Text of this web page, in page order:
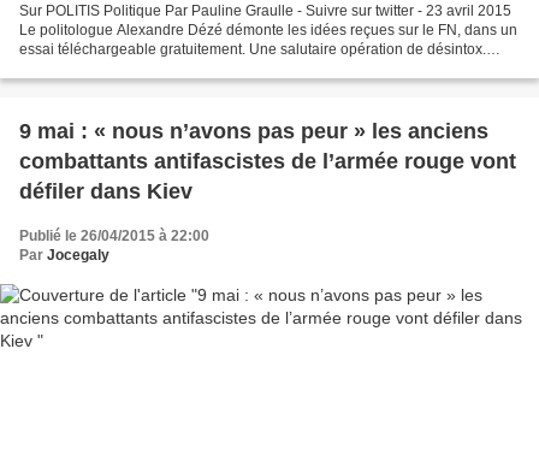
Sur POLITIS Politique Par Pauline Graulle - Suivre sur twitter - 23 avril 2015
Le politologue Alexandre Dézé démonte les idées reçues sur le FN, dans un
essai téléchargeable gratuitement. Une salutaire opération de désintox.
9 mai : « nous n’avons pas peur » les anciens
combattants antifascistes de l’armée rouge vont
défiler dans Kiev
Publié le 26/04/2015 à 22:00
Par Jocegaly